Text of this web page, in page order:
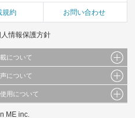
規約 お問い合わせ
情報保護方針
について
、イラスト、画像データ等）及びこれらの配
複製などの二次利用を行うことは固く禁じて
について
スの利用者が提出された見解・感想です。
用について
に合わせたコンテンツや広告の表示、ソー
ME inc.